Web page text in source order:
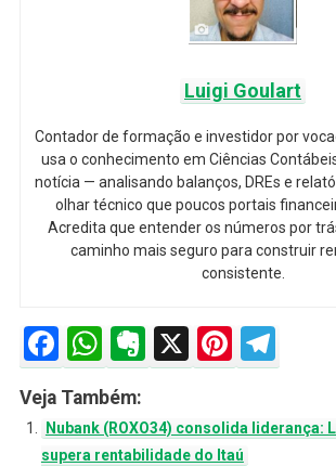
Luigi Goulart
Contador de formação e investidor por
usa o conhecimento em Ciências
notícia — analisando balanços, DREs e
olhar técnico que poucos portais
Acredita que entender os números por
caminho mais seguro para construir
consistente.
Facebook
WhatsApp
Evernote
X
Veja Também:
Nubank (ROXO34) consolida liderança:
supera rentabilidade do Itaú